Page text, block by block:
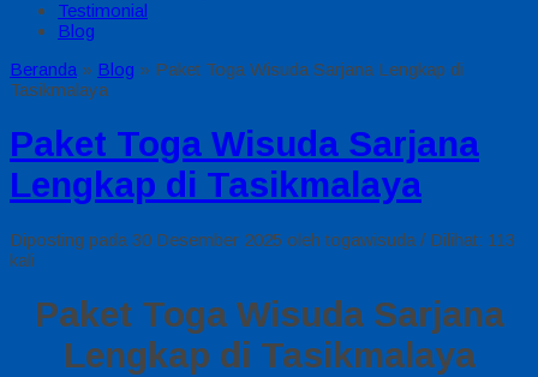
Testimonial
Blog
Beranda » Blog » Paket Toga Wisuda Sarjana Lengkap di
Tasikmalaya
Paket Toga Wisuda Sarjana
Lengkap di Tasikmalaya
Diposting pada 30 Desember 2025 oleh togawisuda / Dilihat: 113
kali
Paket Toga Wisuda Sarjana
Lengkap di Tasikmalaya